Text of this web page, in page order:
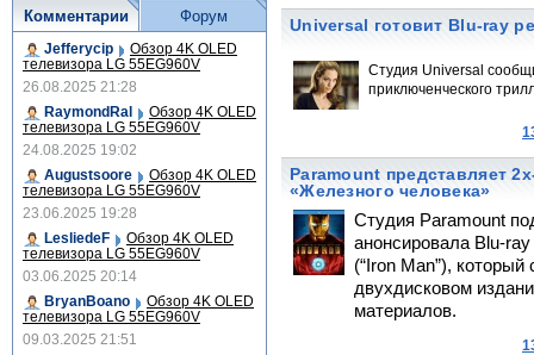
Universal готовит Blu-ray
Студия Universal
приключенческого
Paramount представляет
«Железного человека»
Студия Paramount
анонсировала Blu-
(“Iron Man”),
двухдисковом
материалов.
Комментарии
Jefferycip Обзор 4K OLED
телевизора LG 55EG960V
26.08.2025 21:28
RaymondRal
Обзор 4K OLED
телевизора LG 55EG960V
24.08.2025 19:02
Augustsoore
Обзор 4K OLED
телевизора LG 55EG960V
23.06.2025 19:28
LesliedeF
Обзор 4K OLED
телевизора LG 55EG960V
03.06.2025 20:14
BryanBoano
Обзор 4K OLED
телевизора LG 55EG960V
09.03.2025 21:51
Форум